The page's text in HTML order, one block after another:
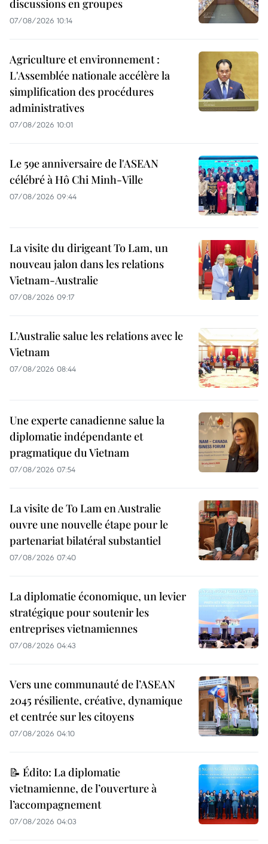
discussions en groupes
07/08/2026 10:14
Agriculture et environnement :
L'Assemblée nationale accélère la
simplification des procédures
administratives
07/08/2026 10:01
Le 59e anniversaire de l'ASEAN
célébré à Hô Chi Minh-Ville
07/08/2026 09:44
La visite du dirigeant To Lam, un
nouveau jalon dans les relations
Vietnam-Australie
07/08/2026 09:17
L’Australie salue les relations avec le
Vietnam
07/08/2026 08:44
Une experte canadienne salue la
diplomatie indépendante et
pragmatique du Vietnam
07/08/2026 07:54
La visite de To Lam en Australie
ouvre une nouvelle étape pour le
partenariat bilatéral substantiel
07/08/2026 07:40
La diplomatie économique, un levier
stratégique pour soutenir les
entreprises vietnamiennes
07/08/2026 04:43
Vers une communauté de l’ASEAN
2045 résiliente, créative, dynamique
et centrée sur les citoyens
07/08/2026 04:10
📝 Édito: La diplomatie
vietnamienne, de l’ouverture à
l’accompagnement
07/08/2026 04:03